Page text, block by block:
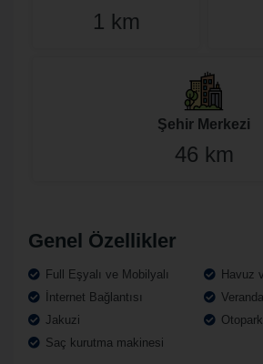
1 km
Şehir Merkezi
46 km
Genel Özellikler
Full Eşyalı ve Mobilyalı
Havuz
İnternet Bağlantısı
Veranda
Jakuzi
Saç kurutma makinesi